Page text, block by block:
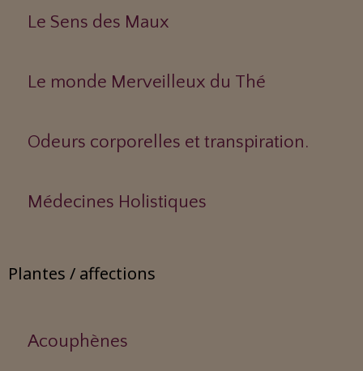
Le Sens des Maux
Le monde Merveilleux du Thé
Odeurs corporelles et transpiration.
Médecines Holistiques
Plantes / affections
Acouphènes